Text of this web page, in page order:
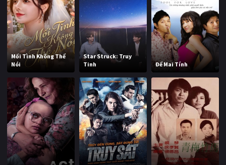
Mối Tình Không Thể
Nói
Star Struck: Truy
Tinh
Để Mai Tính